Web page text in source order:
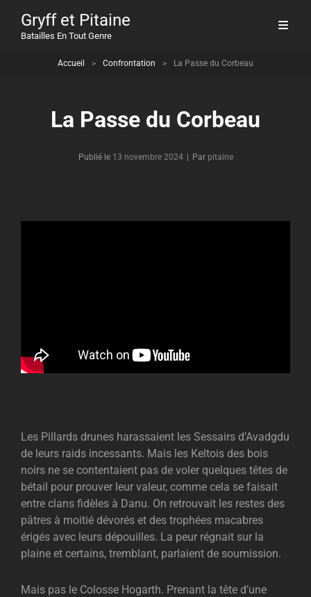
Gryff et Pitaine
Batailles En Tout Genre
Accueil > Confrontation > La Passe du Corbeau
La Passe du Corbeau
Publié le 13 novembre 2024 Par Byline
pitaine
Les Pillards drunes harassaient les Sessairs d’Avadgdu
de leurs raids incessants. Mais les Keltois des bois
noirs ne se contentaient pas de voler quelques têtes de
bétail pour prouver leur valeur, comme cela se faisait
entre clans fidèles à Danu. On retrouvait les restes des
pâtres à moitié dévorés et des trophées macabres
érigés avec leurs dépouilles. La peur régnait sur la
plaine et certains, tremblant, parlaient de soumission.
Mais pas le Colosse Hogarth. Prenant la tête d’une